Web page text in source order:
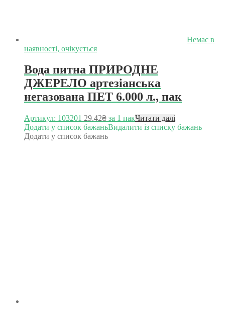
Немає в
наявності, очікується
Вода питна ПРИРОДНЕ
ДЖЕРЕЛО артезіанська
негазована ПЕТ 6.000 л., пак
Артикул: 103201 29.42₴ за 1 пакЧитати далі
Додати у список бажаньВидалити із списку бажань
Додати у список бажань